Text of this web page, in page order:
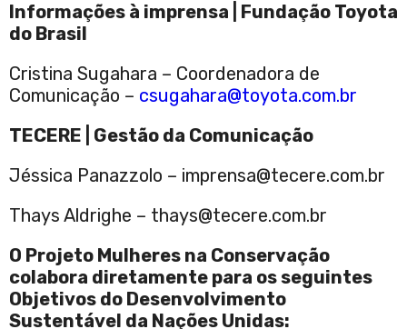
Informações à imprensa | Fundação Toyota
do Brasil
Cristina Sugahara – Coordenadora de
Comunicação – csugahara@toyota.com.br
TECERE | Gestão da Comunicação
Jéssica Panazzolo – imprensa@tecere.com.br
Thays Aldrighe – thays@tecere.com.br
O Projeto Mulheres na Conservação
colabora diretamente para os seguintes
Objetivos do Desenvolvimento
Sustentável da Nações Unidas: